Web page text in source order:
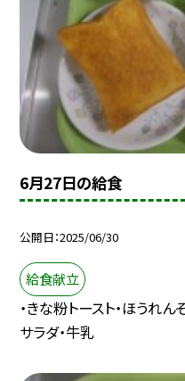
6月27日の給食
公開日 2025/06/30
給食献立
・きな粉トースト・ほうれ
サラダ・牛乳